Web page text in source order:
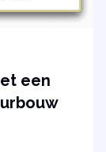
een